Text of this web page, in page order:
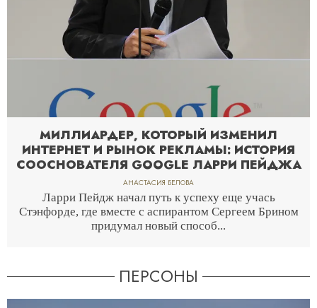
МИЛЛИАРДЕР, КОТОРЫЙ ИЗМЕНИЛ
ИНТЕРНЕТ И РЫНОК РЕКЛАМЫ: ИСТОРИЯ
СООСНОВАТЕЛЯ GOOGLE ЛАРРИ ПЕЙДЖА
АНАСТАСИЯ БЕЛОВА
Ларри Пейдж начал путь к успеху еще учась
Стэнфорде, где вместе с аспирантом Сергеем Брином
придумал новый способ...
ПЕРСОНЫ